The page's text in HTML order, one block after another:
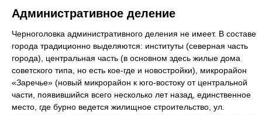
Административное деление
Черноголовка административного деления не имеет. В составе
города традиционно выделяются: институты (северная часть
города), центральная часть (в основном здесь жилые дома
советского типа, но есть кое-где и новостройки), микрорайон
«Заречье» (новый микрорайон к юго-востоку от центральной
части, появившийся всего несколько лет назад, единственное
место, где бурно ведется жилищное строительство, ул.